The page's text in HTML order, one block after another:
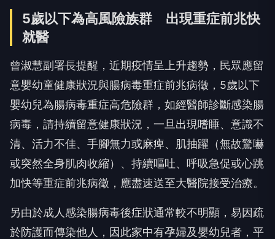
5歲以下為高風險族群 出現重症前兆快
就醫
曾淑慧副署長提醒，近期疫情呈上升趨勢，民眾應留
意嬰幼童健康狀況與腸病毒重症前兆病徵，5歲以下
嬰幼兒為腸病毒重症高危險群，如經醫師診斷感染腸
病毒，請持續留意健康狀況，一旦出現嗜睡、意識不
清、活力不佳、手腳無力或麻痺、肌抽躍（無故驚嚇
或突然全身肌肉收縮）、持續嘔吐、呼吸急促或心跳
加快等重症前兆病徵，應盡速送至大醫院接受治療。
另由於成人感染腸病毒後症狀通常較不明顯，易因疏
於防護而傳染他人，因此家中有孕婦及嬰幼兒者，平